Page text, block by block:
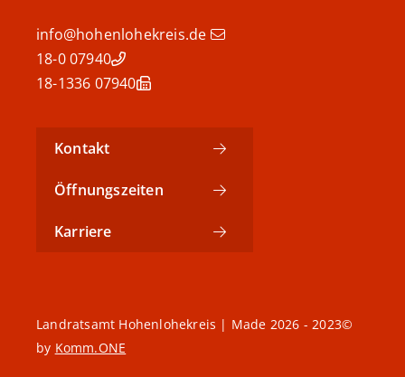
info@hohenlohekreis.de
07940 18-0
07940 18-1336
Kontakt
Öffnungszeiten
Karriere
©2023 - 2026 Landratsamt Hohenlohekreis | Made
by Komm.ONE